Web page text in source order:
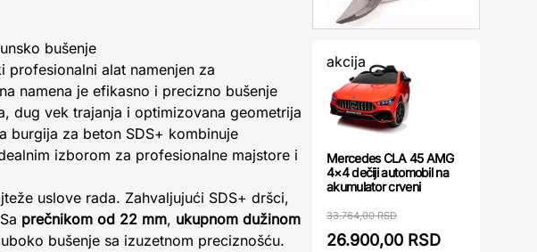
bušenje
profesionalni alat namenjen za
namena je efikasno i precizno bušenje
dug vek trajanja i optimizovana geometrija
burgija za beton SDS+ kombinuje
izborom za profesionalne majstore i
uslove rada. Zahvaljujući SDS+ dršci,
prečnikom od 22 mm, ukupnom dužinom
bušenje sa izuzetnom preciznošću.
akcija
Mercedes CLA 45 AMG
4×4 dečiji automobil na
akumulator crveni
33.764,00 RSD
26.900,00 RSD